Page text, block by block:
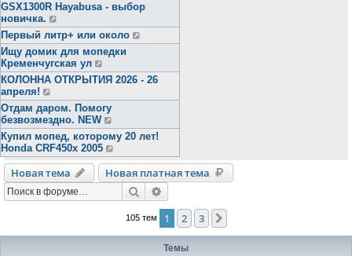
GSX1300R Hayabusa - выбор
новичка.
Первый литр+ или около
Ищу домик для мопедки
Кременчугская ул
КОЛОННА ОТКРЫТИЯ 2026 - 26
апреля!
Отдам даром. Помогу
безвозмездно. NEW
Купил мопед, которому 20 лет!
Honda CRF450x 2005
Новая тема
Новая платная тема
Поиск
105 тем 1 2 3
Темы